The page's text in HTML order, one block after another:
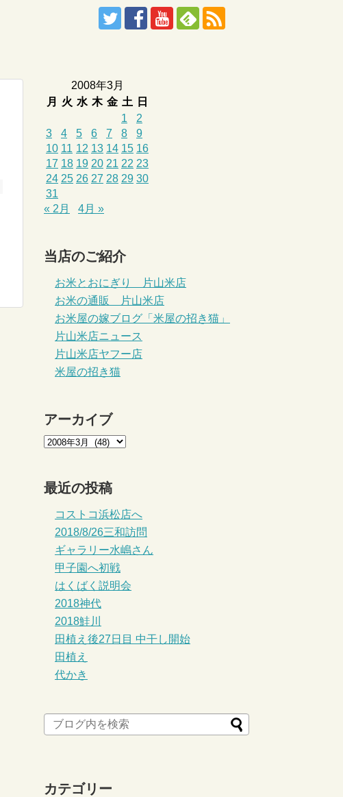
2008年3月
月
火 水 木 金 土
日
1
2
3
4 5 6 7 8
9
10 11 12 13 14 15 16
17 18 19 20 21 22 23
24 25 26 27 28 29 30
31
« 2月
4月 »
当店のご紹介
お米とおにぎり 片山米店
お米の通販 片山米店
お米屋の嫁ブログ「米屋の招き猫」
片山米店ニュース
片山米店ヤフー店
米屋の招き猫
アーカイブ
最近の投稿
コストコ浜松店へ
2018/8/26三和訪問
ギャラリー水嶋さん
甲子園へ初戦
はくばく説明会
2018神代
2018鮭川
田植え後27日目 中干し開始
田植え
代かき
カテゴリー